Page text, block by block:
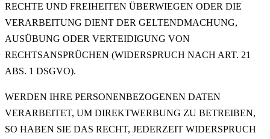
RECHTE UND FREIHEITEN ÜBERWIEGEN ODER DIE
VERARBEITUNG DIENT DER GELTENDMACHUNG,
AUSÜBUNG ODER VERTEIDIGUNG VON
RECHTSANSPRÜCHEN (WIDERSPRUCH NACH ART. 21
ABS. 1 DSGVO).
WERDEN IHRE PERSONENBEZOGENEN DATEN
VERARBEITET, UM DIREKTWERBUNG ZU BETREIBEN,
SO HABEN SIE DAS RECHT, JEDERZEIT WIDERSPRUCH